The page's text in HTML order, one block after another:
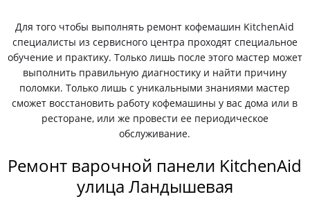
Для того чтобы выполнять ремонт кофемашин KitchenAid
специалисты из сервисного центра проходят специальное
обучение и практику. Только лишь после этого мастер может
выполнить правильную диагностику и найти причину
поломки. Только лишь с уникальными знаниями мастер
сможет восстановить работу кофемашины у вас дома или в
ресторане, или же провести ее периодическое
обслуживание.
Ремонт варочной панели KitchenAid
улица Ландышевая